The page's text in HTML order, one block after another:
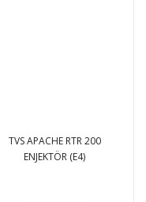
TVS APACHE RTR 200
ENJEKTÖR (E4)